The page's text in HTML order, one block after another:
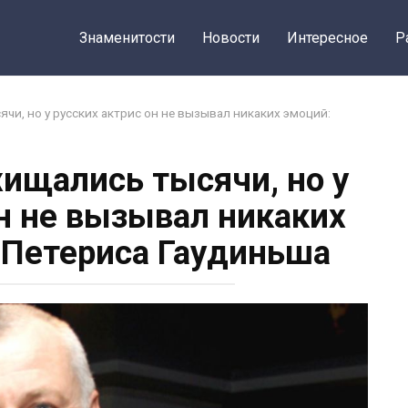
Знаменитости Новости Интересное
но у русских актрис он не вызывал никаких эмоций:
тысячи, но у
не вызывал никаких
Гаудиньша